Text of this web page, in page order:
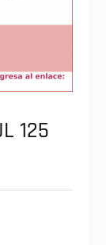
125